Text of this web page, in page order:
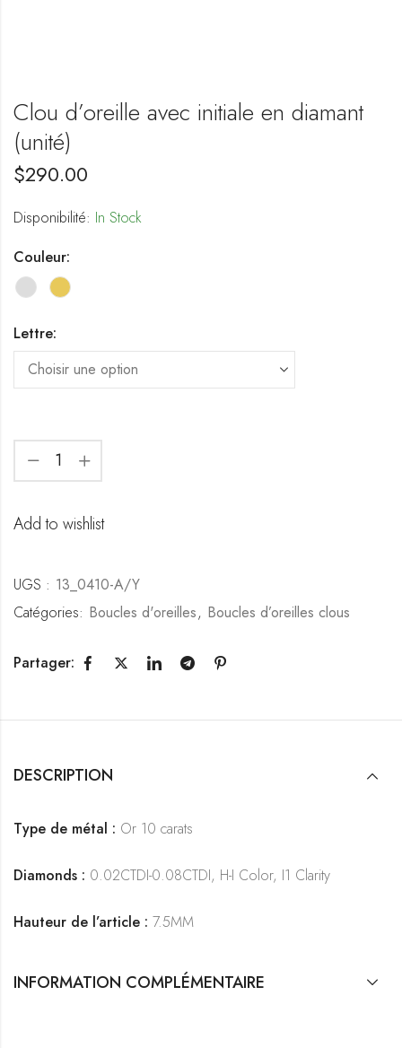
Clou d’oreille avec initiale en diamant
(unité)
$290.00
Disponibilité: In Stock
Couleur:
Lettre:
Add to wishlist
UGS : 13_0410-A/Y
Catégories: Boucles d'oreilles, Boucles d’oreilles clous
Partager:
DESCRIPTION
Type de métal : Or 10 carats
Diamonds : 0.02CTDI-0.08CTDI, H-I Color, I1 Clarity
Hauteur de l’article : 7.5MM
INFORMATION COMPLÉMENTAIRE